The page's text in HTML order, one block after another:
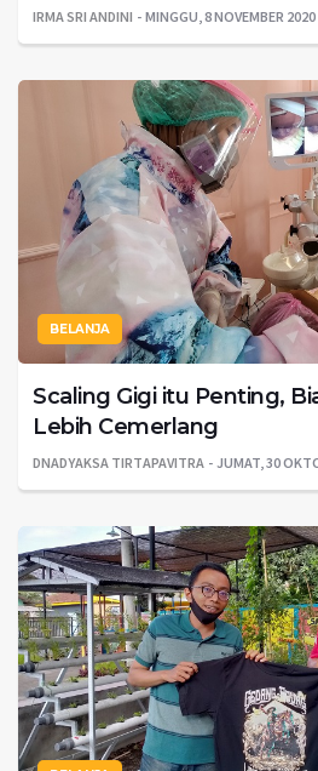
IRMA SRI ANDINI MINGGU, 8 NOVEMBER 2020
BELANJA
Scaling Gigi itu Penting,
Lebih Cemerlang
DNADYAKSA TIRTAPAVITRA JUMAT, 30